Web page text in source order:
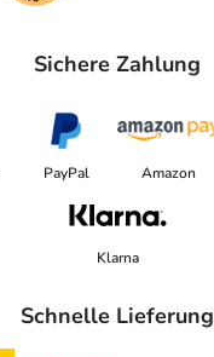
Sichere Zahlung
PayPal Amazon
Klarna
Schnelle Lieferung